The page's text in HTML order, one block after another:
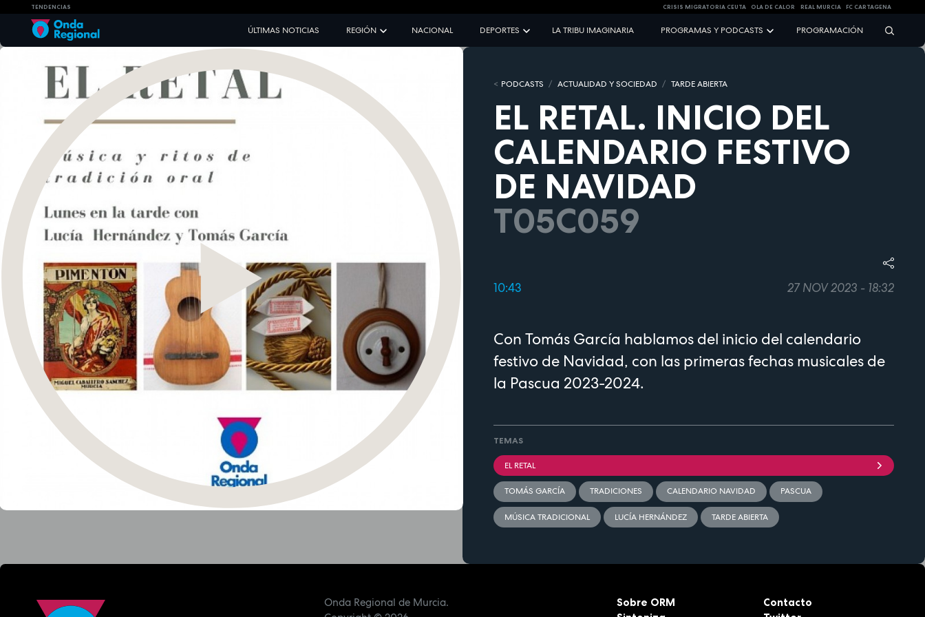
TENDENCIAS CRISIS MIGRATORIA CEUTA OLA DE CALOR REAL MURCIA FC CARTAGENA
ÚLTIMAS NOTICIAS REGIÓN NACIONAL DEPORTES LA TRIBU IMAGINARIA PROGRAMAS Y PODCASTS PROGRAMACIÓN
PODCASTS ACTUALIDAD Y SOCIEDAD TARDE ABIERTA
EL RETAL. INICIO DEL
CALENDARIO FESTIVO
DE NAVIDAD
T05C059
10:43 27 NOV 2023 - 18:32
Con Tomás García hablamos del inicio del calendario
festivo de Navidad, con las primeras fechas musicales de
la Pascua 2023-2024.
TEMAS
EL RETAL
TOMÁS GARCÍA TRADICIONES CALENDARIO NAVIDAD PASCUA
MÚSICA TRADICIONAL LUCÍA HERNÁNDEZ TARDE ABIERTA
Onda Regional de Murcia.
Sobre ORM
Contacto